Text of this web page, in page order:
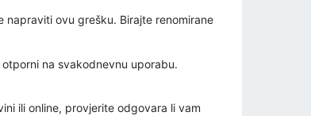
ovu grešku. Birajte renomirane
na svakodnevnu uporabu.
ili online, provjerite odgovara li vam